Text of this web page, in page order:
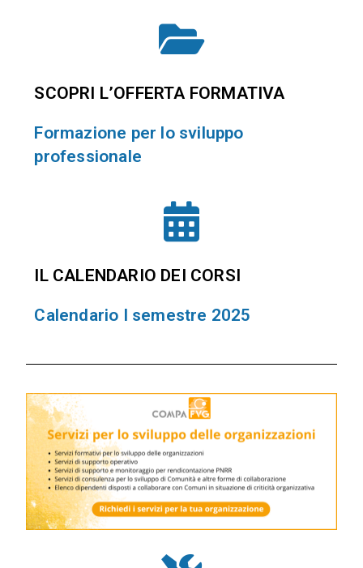
SCOPRI L’OFFERTA FORMATIVA
Formazione per lo sviluppo
professionale
IL CALENDARIO DEI CORSI
Calendario I semestre 2025